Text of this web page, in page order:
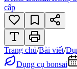
cấp
Trang chủ/Bài viết/
Dụng cụ bonsai